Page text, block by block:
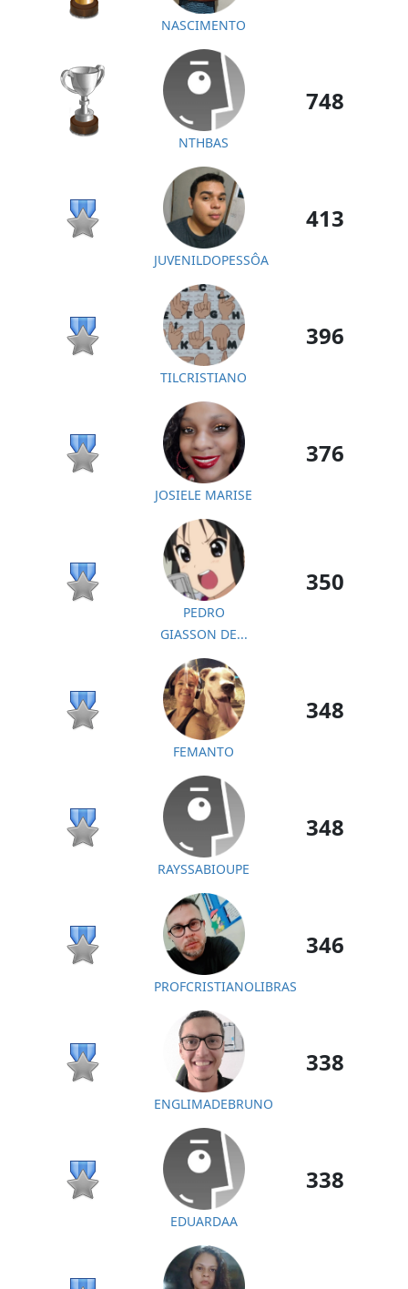
NASCIMENTO
NTHBAS
748
JUVENILDOPESSÔA
413
TILCRISTIANO
396
JOSIELE MARISE
376
PEDRO
GIASSON DE...
350
FEMANTO
348
RAYSSABIOUPE
348
PROFCRISTIANOLIBRAS
346
ENGLIMADEBRUNO
338
EDUARDAA
338